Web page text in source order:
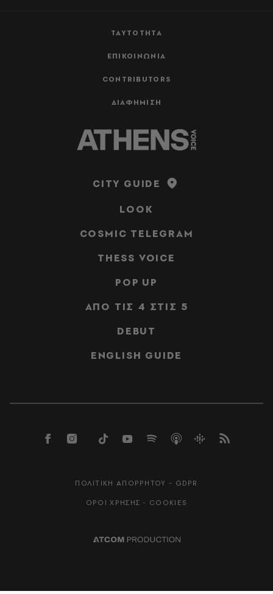
ΤΑΥΤΟΤΗΤΑ
ΕΠΙΚΟΙΝΩΝΙΑ
CONTRIBUTORS
ΔΙΑΦΗΜΙΣΗ
CITY GUIDE
LOOK
COSMIC TELEGRAM
THESS VOICE
POP UP
ΑΠΟ ΤΙΣ 4 ΣΤΙΣ 5
DEBUT
ENGLISH GUIDE
ΠΟΛΙΤΙΚΗ ΑΠΟΡΡΗΤΟΥ - GDPR
ΟΡΟΙ ΧΡΗΣΗΣ - COOKIES